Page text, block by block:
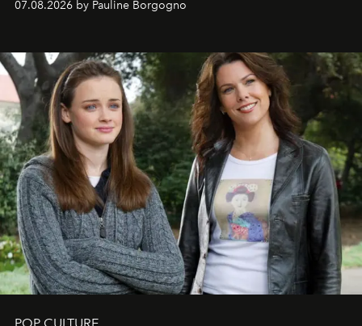
07.08.2026 by Pauline Borgogno